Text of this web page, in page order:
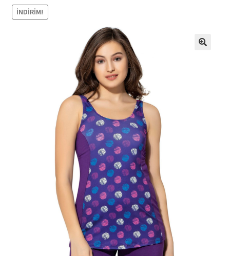
Hakkımızda
İNDIRIM!